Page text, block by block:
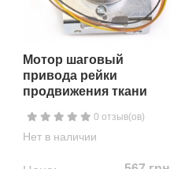
Мотор шаговый
привода рейки
продвижения ткани
0 отзыв(ов)
Нет в наличии